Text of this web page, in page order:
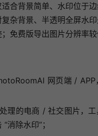
合背景简单、水印位于
杂背景、半透明全屏水
免费版导出图片分辨率
网页端 / APP
理的电商 / 社交图片，
消除水印”；